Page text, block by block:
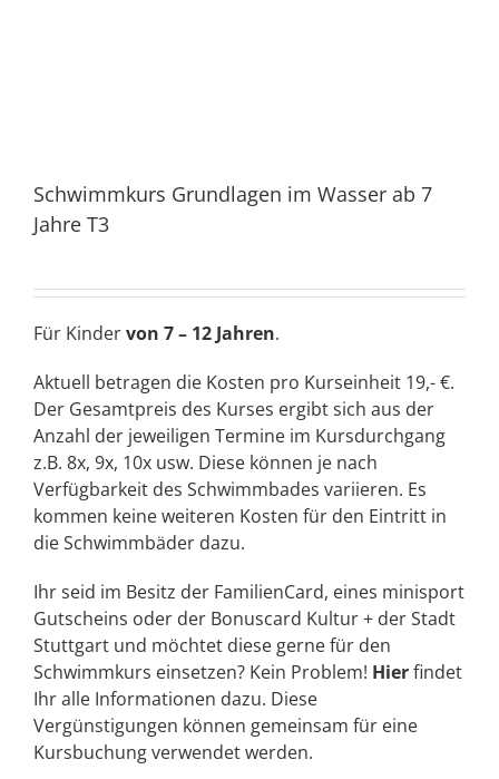
Schwimmkurs Grundlagen im Wasser ab 7
Jahre T3
Für Kindervon 7 – 12 Jahren.
Aktuell betragen die Kosten pro Kurseinheit 19,- €.
Der Gesamtpreis des Kurses ergibt sich aus der
Anzahl der jeweiligen Termine im Kursdurchgang
z.B. 8x, 9x, 10x usw. Diese können je nach
Verfügbarkeit des Schwimmbades variieren. Es
kommen keine weiteren Kosten für den Eintritt in
die Schwimmbäder dazu.
Ihr seid im Besitz der FamilienCard, eines minisport
Gutscheins oder der Bonuscard Kultur + der Stadt
Stuttgart und möchtet diese gerne für den
Schwimmkurs einsetzen? Kein Problem! Hierfindet
Ihr alle Informationen dazu. Diese
Vergünstigungen können gemeinsam für eine
Kursbuchung verwendet werden.